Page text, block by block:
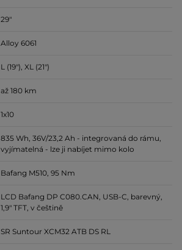
29"
Alloy 6061
L (19"), XL (21")
až 180 km
1x10
835 Wh, 36V/23,2 Ah - integrovaná do rámu,
vyjímatelná - lze ji nabíjet mimo kolo
Bafang M510, 95 Nm
LCD Bafang DP C080.CAN, USB-C, barevný,
1,9" TFT, v češtině
SR Suntour XCM32 ATB DS RL